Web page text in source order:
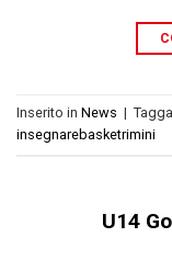
Inserito in News |
insegnarebasketrimini
U14